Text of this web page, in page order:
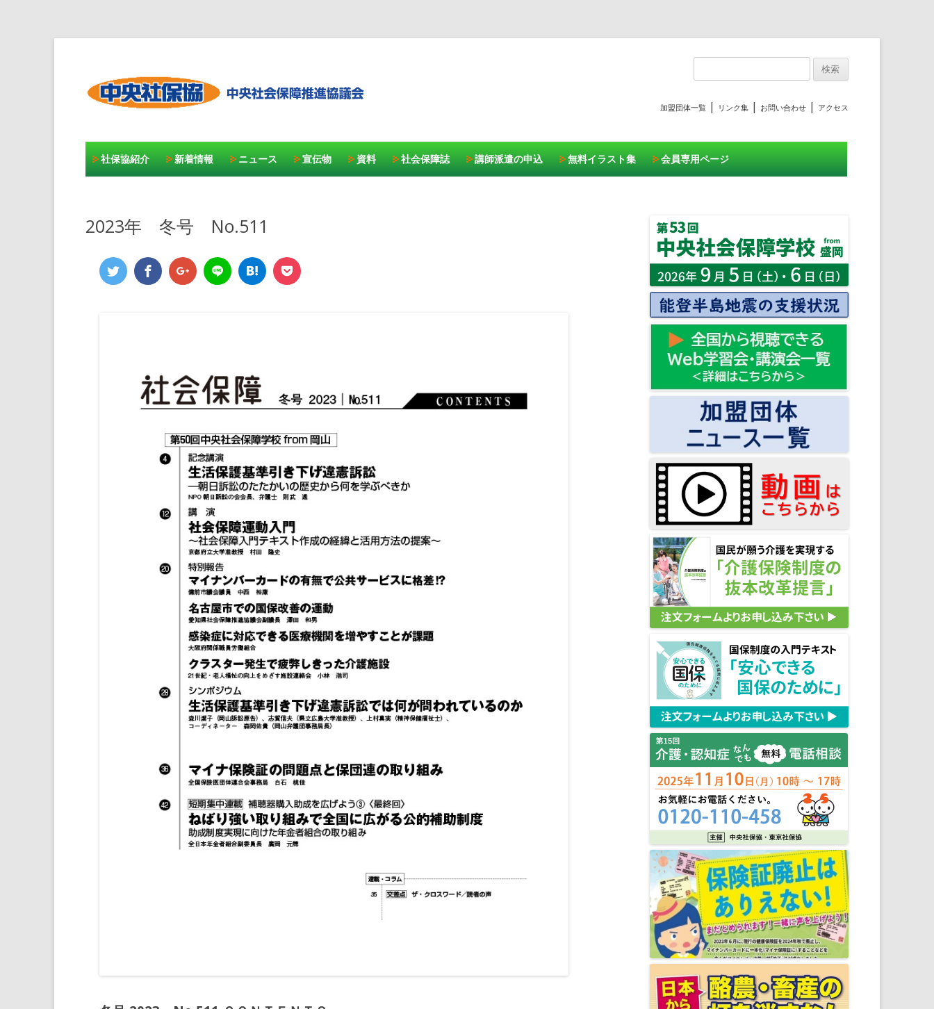
索:
加盟団体一覧| リンク集| お問い合わせ| アクセス
社保協紹介 新着情報 ニュース 宣伝物 資料 社会保障誌 講師派遣の申込 無料イラスト集 会員専用ページ
2023年 冬号 No.511